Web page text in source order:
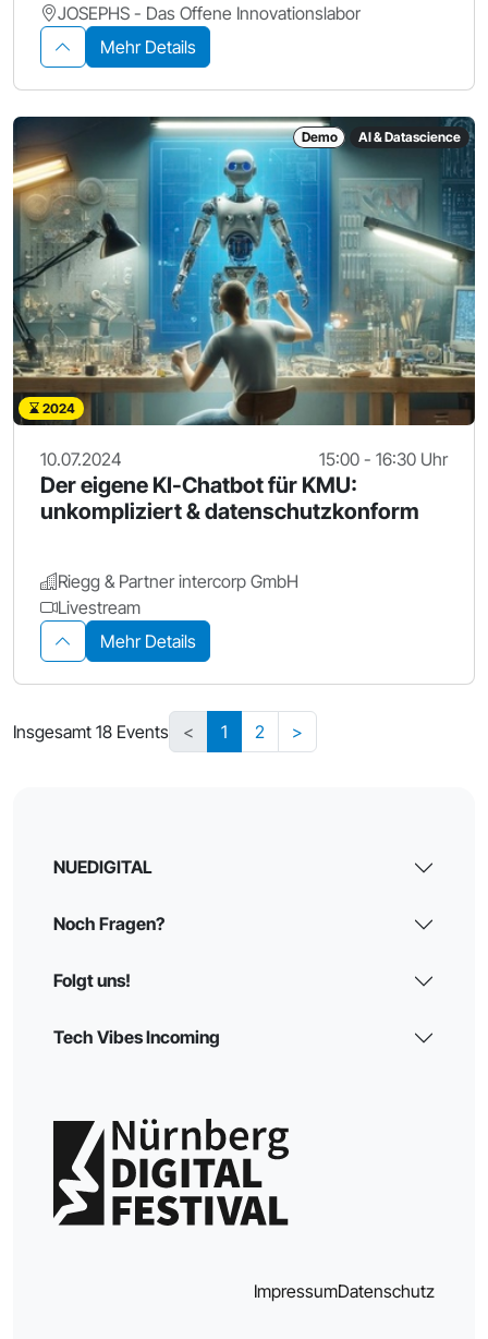
JOSEPHS - Das Offene Innovationslabor
Mehr Details
Demo AI & Datascience
2024
10.07.2024 15:00 - 16:30 Uhr
Der eigene KI-Chatbot für KMU:
unkompliziert & datenschutzkonform
Riegg & Partner intercorp GmbH
Livestream
Mehr Details
Insgesamt 18 Events < 1 2 >
NUEDIGITAL
Noch Fragen?
Folgt uns!
Tech Vibes Incoming
ImpressumDatenschutz